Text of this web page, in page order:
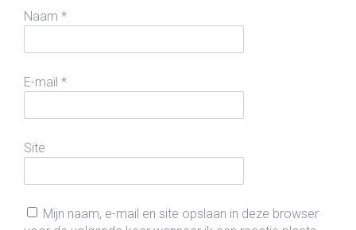
Naam *
E-mail *
Site
Mijn naam, e-mail en site opslaan in deze browser